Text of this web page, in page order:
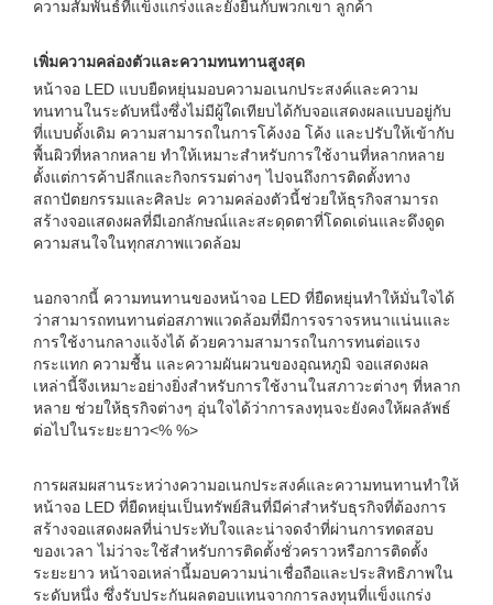
ความสัมพันธ์ที่แข็งแกร่งและยั่งยืนกับพวกเขา ลูกค้า
เพิ่มความคล่องตัวและความทนทานสูงสุด
หน้าจอ LED แบบยืดหยุ่นมอบความอเนกประสงค์และความ
ทนทานในระดับหนึ่งซึ่งไม่มีผู้ใดเทียบได้กับจอแสดงผลแบบอยู่กับ
ที่แบบดั้งเดิม ความสามารถในการโค้งงอ โค้ง และปรับให้เข้ากับ
พื้นผิวที่หลากหลาย ทำให้เหมาะสำหรับการใช้งานที่หลากหลาย
ตั้งแต่การค้าปลีกและกิจกรรมต่างๆ ไปจนถึงการติดตั้งทาง
สถาปัตยกรรมและศิลปะ ความคล่องตัวนี้ช่วยให้ธุรกิจสามารถ
สร้างจอแสดงผลที่มีเอกลักษณ์และสะดุดตาที่โดดเด่นและดึงดูด
ความสนใจในทุกสภาพแวดล้อม
นอกจากนี้ ความทนทานของหน้าจอ LED ที่ยืดหยุ่นทำให้มั่นใจได้
ว่าสามารถทนทานต่อสภาพแวดล้อมที่มีการจราจรหนาแน่นและ
การใช้งานกลางแจ้งได้ ด้วยความสามารถในการทนต่อแรง
กระแทก ความชื้น และความผันผวนของอุณหภูมิ จอแสดงผล
เหล่านี้จึงเหมาะอย่างยิ่งสำหรับการใช้งานในสภาวะต่างๆ ที่หลาก
หลาย ช่วยให้ธุรกิจต่างๆ อุ่นใจได้ว่าการลงทุนจะยังคงให้ผลลัพธ์
ต่อไปในระยะยาว<% %>
การผสมผสานระหว่างความอเนกประสงค์และความทนทานทำให้
หน้าจอ LED ที่ยืดหยุ่นเป็นทรัพย์สินที่มีค่าสำหรับธุรกิจที่ต้องการ
สร้างจอแสดงผลที่น่าประทับใจและน่าจดจำที่ผ่านการทดสอบ
ของเวลา ไม่ว่าจะใช้สำหรับการติดตั้งชั่วคราวหรือการติดตั้ง
ระยะยาว หน้าจอเหล่านี้มอบความน่าเชื่อถือและประสิทธิภาพใน
ระดับหนึ่ง ซึ่งรับประกันผลตอบแทนจากการลงทุนที่แข็งแกร่ง